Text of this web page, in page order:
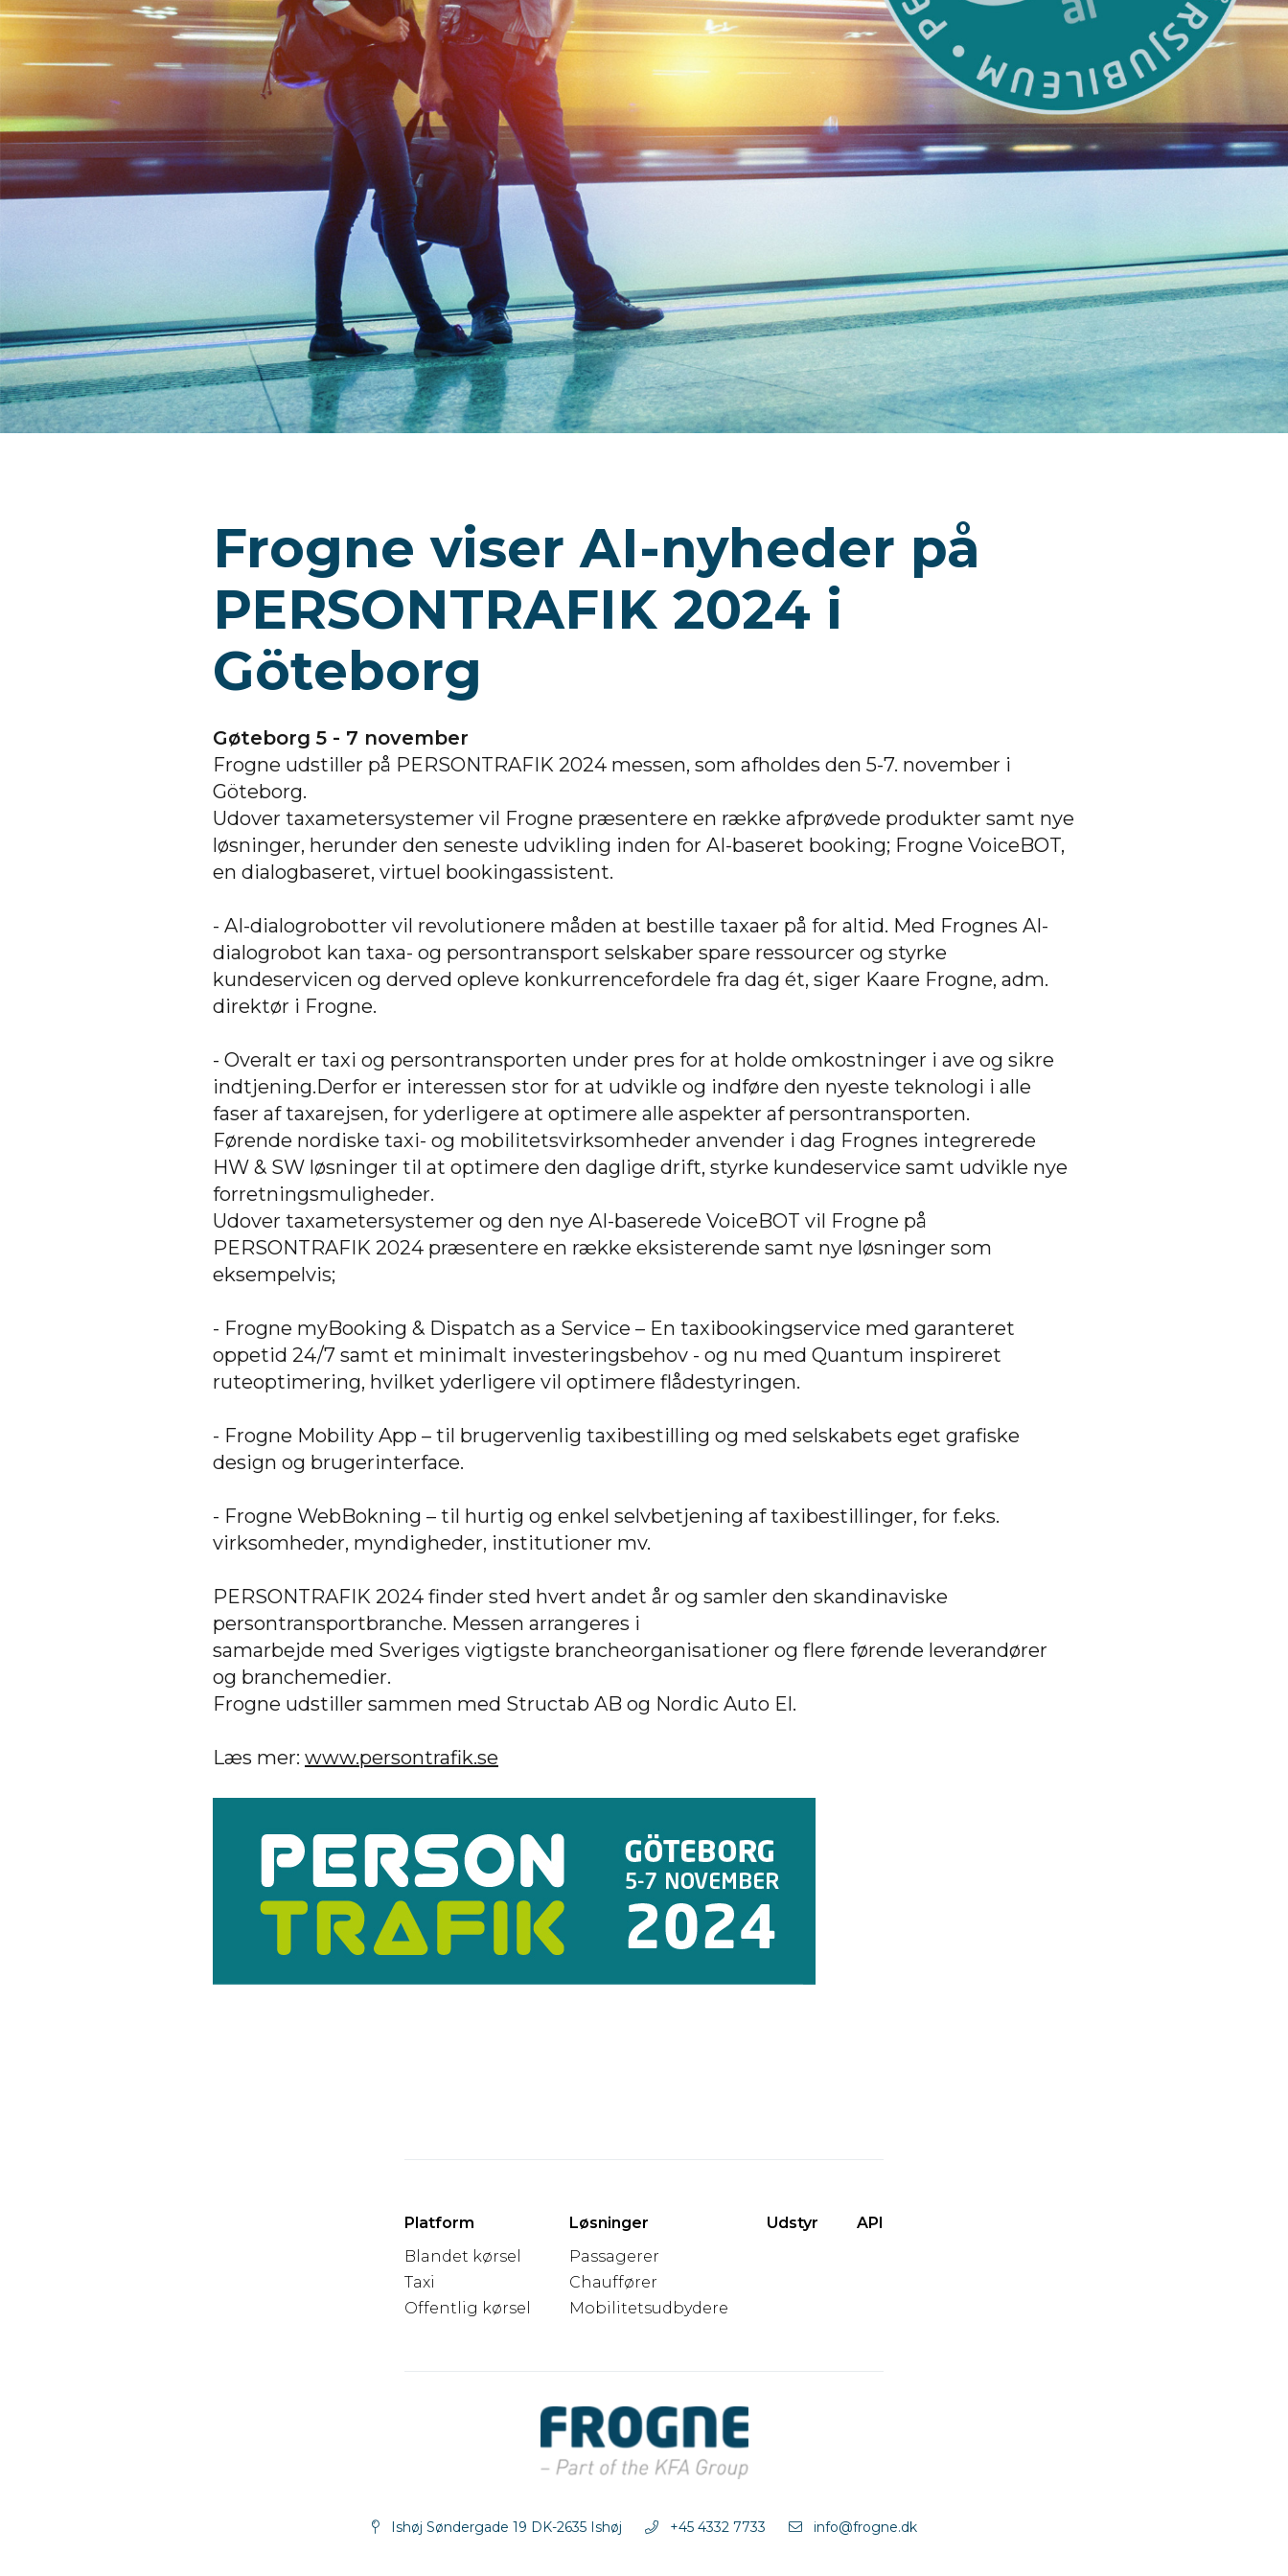
Frogne viser AI-nyheder på
PERSONTRAFIK 2024 i
Göteborg
Gøteborg 5 - 7 november
Frogne udstiller på PERSONTRAFIK 2024 messen, som afholdes den 5-7. november i
Göteborg.
Udover taxametersystemer vil Frogne præsentere en række afprøvede produkter samt nye
løsninger, herunder den seneste udvikling inden for AI-baseret booking; Frogne VoiceBOT,
en dialogbaseret, virtuel bookingassistent.
- AI-dialogrobotter vil revolutionere måden at bestille taxaer på for altid. Med Frognes AI-
dialogrobot kan taxa- og persontransport selskaber spare ressourcer og styrke
kundeservicen og derved opleve konkurrencefordele fra dag ét, siger Kaare Frogne, adm.
direktør i Frogne.
- Overalt er taxi og persontransporten under pres for at holde omkostninger i ave og sikre
indtjening.Derfor er interessen stor for at udvikle og indføre den nyeste teknologi i alle
faser af taxarejsen, for yderligere at optimere alle aspekter af persontransporten.
Førende nordiske taxi- og mobilitetsvirksomheder anvender i dag Frognes integrerede
HW & SW løsninger til at optimere den daglige drift, styrke kundeservice samt udvikle nye
forretningsmuligheder.
Udover taxametersystemer og den nye AI-baserede VoiceBOT vil Frogne på
PERSONTRAFIK 2024 præsentere en række eksisterende samt nye løsninger som
eksempelvis;
- Frogne myBooking & Dispatch as a Service – En taxibookingservice med garanteret
oppetid 24/7 samt et minimalt investeringsbehov - og nu med Quantum inspireret
ruteoptimering, hvilket yderligere vil optimere flådestyringen.
- Frogne Mobility App – til brugervenlig taxibestilling og med selskabets eget grafiske
design og brugerinterface.
- Frogne WebBokning – til hurtig og enkel selvbetjening af taxibestillinger, for f.eks.
virksomheder, myndigheder, institutioner mv.
PERSONTRAFIK 2024 finder sted hvert andet år og samler den skandinaviske
persontransportbranche. Messen arrangeres i
samarbejde med Sveriges vigtigste brancheorganisationer og flere førende leverandører
og branchemedier.
Frogne udstiller sammen med Structab AB og Nordic Auto El.
Læs mer: www.persontrafik.se
Platform
Blandet kørsel
Taxi
Offentlig kørsel
Løsninger
Passagerer
Chauffører
Mobilitetsudbydere
Udstyr API
Ishøj Søndergade 19 DK-2635 Ishøj +45 4332 7733 info@frogne.dk